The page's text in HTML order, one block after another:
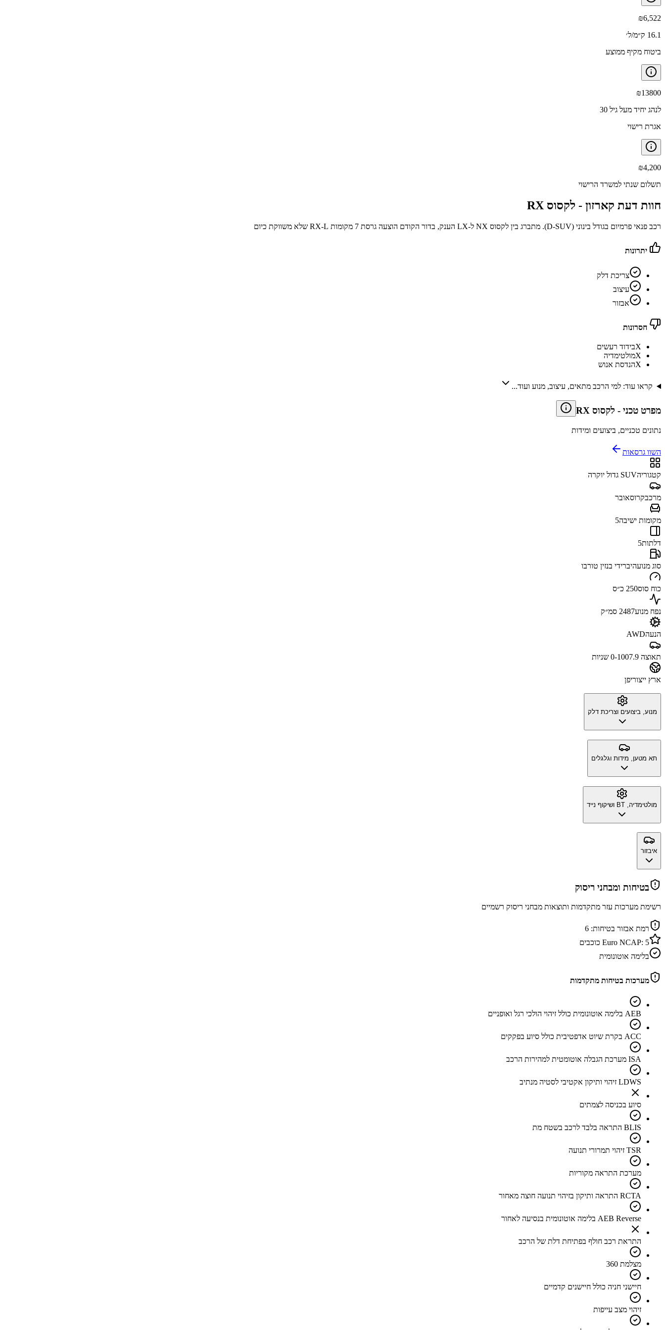
₪6,522
16.1 ק״מ/ל׳
ביטוח מקיף ממוצע
₪13800
לנהג יחיד מעל גיל 30
אגרת רישוי
₪4,200
תשלום שנתי למשרד הרישוי
חוות דעת קארזון - לקסוס RX
רכב פנאי פרמיום בגודל בינוני (D-SUV). מתברג בין לקסוס NX ל-LX הענק, בדור הקודם הוצעה גרסת 7 מקומות RX-L שלא משווקת כיום
יתרונות
צריכת דלק
עיצוב
אבזור
חסרונות
Xבידוד רעשים
Xמולטימדיה
Xהנדסת אנוש
קראו עוד: למי הרכב מתאים, עיצוב, מנוע ועוד...
מפרט טכני - לקסוס RX
נתונים טכניים, ביצועים ומידות
השוו גרסאות
קטגוריהSUV גדול יוקרה
מרכבקרוסאובר
מקומות ישיבה5
דלתות5
סוג מנועהיברידי בנזין טורבו
כוח סוס250 כ״ס
נפח מנוע2487 סמ״ק
הנעהAWD
תאוצה 0-100 7.9 שניות
ארץ ייצוריפן
מנוע, ביצועים וצריכת דלק
תא מטען, מידות וגלגלים
מולטימדיה, BT ושיקוף נייד
איבזור
בטיחות ומבחני ריסוק
רשימת מערכות עזר מתקדמות ותוצאות מבחני ריסוק רשמיים
רמת אבזור בטיחות: 6
Euro NCAP: 5
כוכבים
בלימה אוטונומית
מערכות בטיחות מתקדמות
AEB בלימה אוטונומית כולל זיהוי הולכי רגל ואופניים
ACC בקרת שיוט אדפטיבית כולל סיוע בפקקים
ISA מערכת הגבלה אוטומטית למהירות הרכב
LDWS זיהוי ותיקון אקטיבי לסטיה מנתיב
סיוע בכניסה לצמתים
BLIS התראה בלבד לרכב בשטח מת
TSR זיהוי תמרורי תנועה
מערכת התראה מקוריות
RCTA התראה ותיקון בזיהוי תנועה חוצה מאחור
AEB Reverse בלימה אוטונומית בנסיעה לאחור
התראת רכב חולף בפתיחת דלת של הרכב
מצלמת 360
חיישני חניה כולל חיישנים קדמיים
זיהוי מצב עייפות